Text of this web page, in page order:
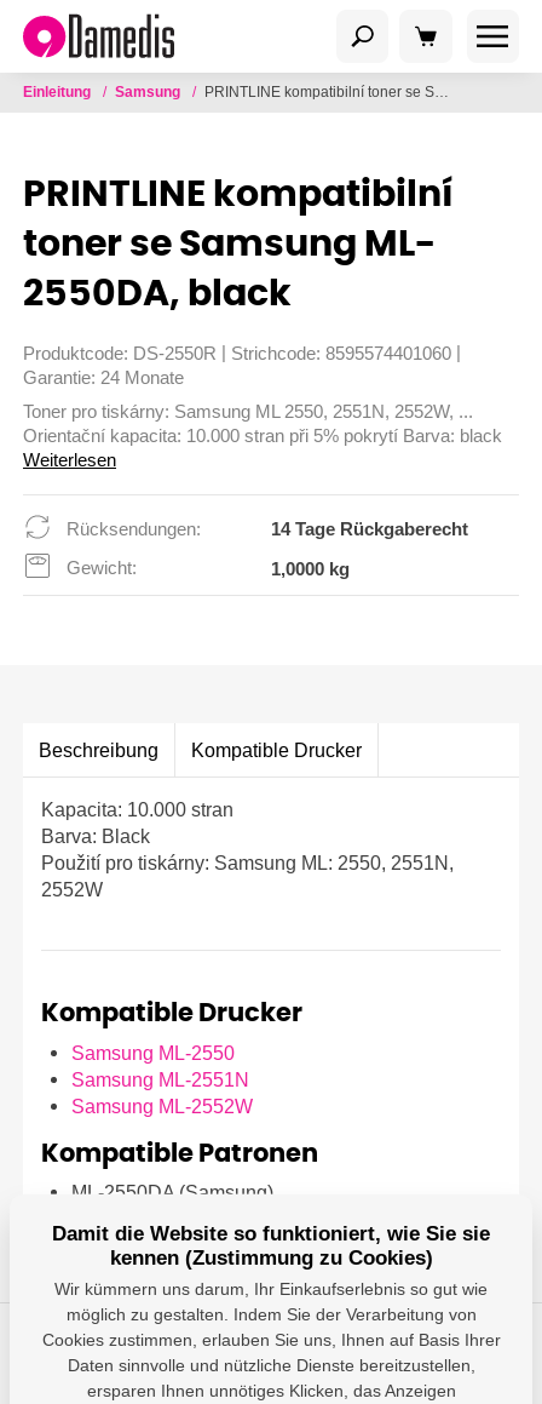
Einleitung / Samsung / PRINTLINE kompatibilní toner se Samsung ML-2550DA, black
PRINTLINE kompatibilní
toner se Samsung ML-
2550DA, black
Produktcode: DS-2550R Strichcode: 8595574401060
Garantie: 24 Monate
Toner pro tiskárny: Samsung ML 2550, 2551N, 2552W, ...
Orientační kapacita: 10.000 stran při 5% pokrytí Barva: black
Weiterlesen
Rücksendungen:
14 Tage Rückgaberecht
Gewicht:
1,0000 kg
Beschreibung Kompatible Drucker
Kapacita: 10.000 stran
Barva: Black
Použití pro tiskárny: Samsung ML: 2550, 2551N,
2552W
Kompatible Drucker
Samsung ML-2550
Samsung ML-2551N
Samsung ML-2552W
Kompatible Patronen
ML-2550DA (Samsung)
Damit die Website so funktioniert, wie Sie sie
kennen (Zustimmung zu Cookies)
Wir kümmern uns darum, Ihr Einkaufserlebnis so gut wie
möglich zu gestalten. Indem Sie der Verarbeitung von
Cookies zustimmen, erlauben Sie uns, Ihnen auf Basis Ihrer
Daten sinnvolle und nützliche Dienste bereitzustellen,
ersparen Ihnen unnötiges Klicken, das Anzeigen